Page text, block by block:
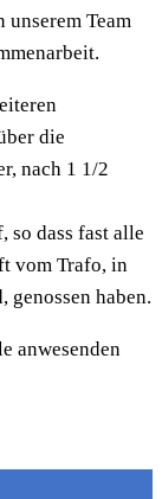
Team
die
nach 1 1/2
so dass fast alle
vom Trafo, in
haben.
anwesenden